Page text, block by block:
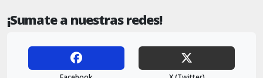
¡Sumate a nuestras redes!